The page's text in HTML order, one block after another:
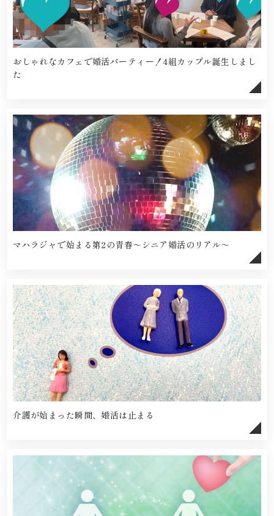
おしゃれなカフェで婚活パーティー！4組カップル誕生しまし
た
マハラジャで始まる第2の青春～シニア婚活のリアル～
介護が始まった瞬間、婚活は止まる